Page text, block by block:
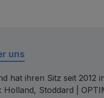
uns
hat ihren Sitz seit
Stoddard |